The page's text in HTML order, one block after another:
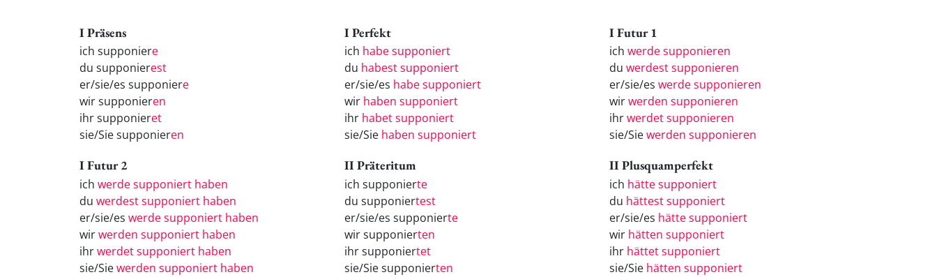
I Präsens
ich supponiere
du supponierest
er/sie/es supponiere
wir supponieren
ihr supponieret
sie/Sie supponieren
I Perfekt
ich habe supponiert
du habest supponiert
er/sie/es habe supponiert
wir haben supponiert
ihr habet supponiert
sie/Sie haben supponiert
I Futur 1
ich werde supponieren
du werdest supponieren
er/sie/es werde supponieren
wirwerden supponieren
ihrwerdet supponieren
sie/Siewerden supponieren
I Futur 2
ich werde supponiert haben
du werdest supponiert haben
er/sie/es werde supponiert haben
wirwerden supponiert haben
ihrwerdet supponiert haben
sie/Siewerden supponiert haben
II Präteritum
ich supponierte
du supponiertest
er/sie/es supponierte
wir supponierten
ihr supponiertet
sie/Sie supponierten
II Plusquamperfekt
ich hätte supponiert
du hättest supponiert
er/sie/es hätte supponiert
wir hätten supponiert
ihr hättet supponiert
sie/Sie hätten supponiert